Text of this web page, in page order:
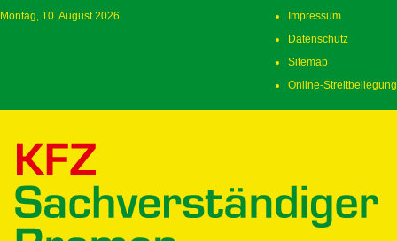
Montag, 10. August 2026
Impressum
Datenschutz
Sitemap
Online-Streitbeilegung